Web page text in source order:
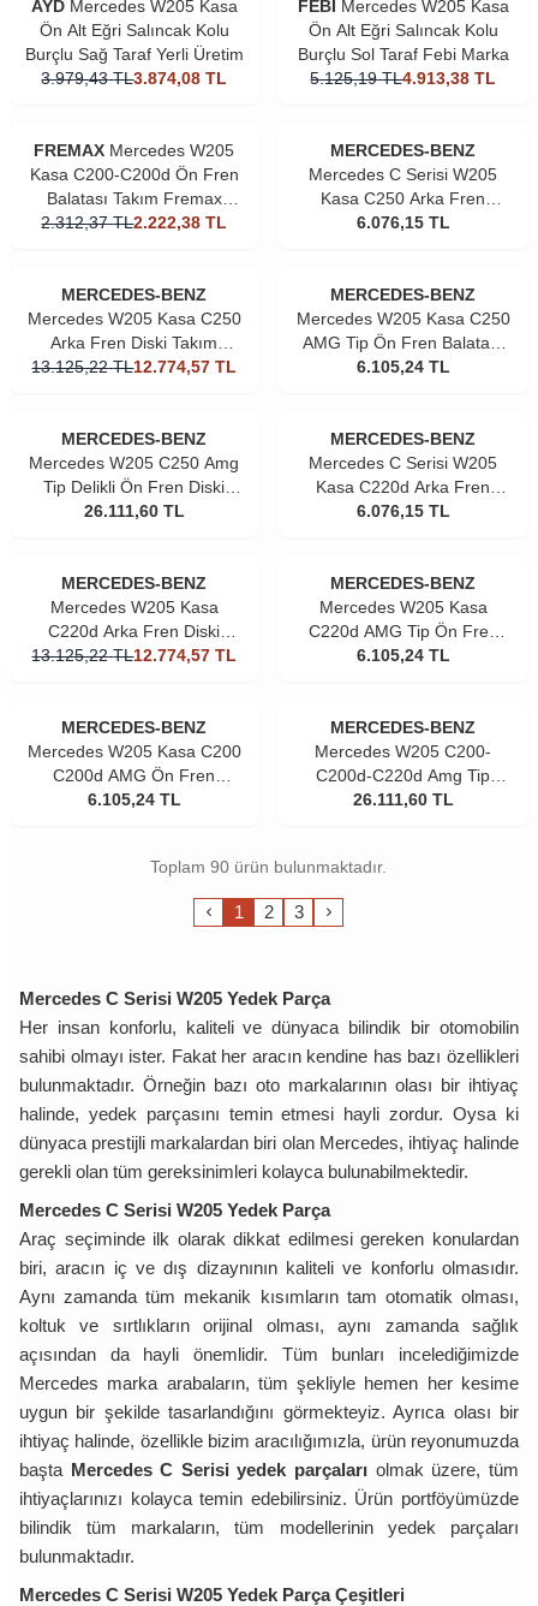
AYD Mercedes W205 Kasa
Ön Alt Eğri Salıncak Kolu
Burçlu Sağ Taraf Yerli Üretim
3.979,43 TL3.874,08 TL
FEBİ
Mercedes W205 Kasa
Ön Alt Eğri Salıncak Kolu
Burçlu Sol Taraf Febi Marka
5.125,19 TL4.913,38 TL
FREMAX Mercedes W205
Kasa C200-C200d Ön Fren
Balatası Takım Fremax
Marka
2.312,37 TL2.222,38 TL
MERCEDES-BENZ
Mercedes C Serisi W205
Kasa C250 Arka Fren
Balatası Orjinal
6.076,15 TL
MERCEDES-BENZ
Mercedes W205 Kasa C250
Arka Fren Diski Takım
Orjinal
13.125,22 TL12.774,57 TL
MERCEDES-BENZ
Mercedes W205 Kasa C250
AMG Tip Ön Fren Balatası
Orjinal
6.105,24 TL
MERCEDES-BENZ
Mercedes W205 C250 Amg
Tip Delikli Ön Fren Diski
Takım Orjinal
26.111,60 TL
MERCEDES-BENZ
Mercedes C Serisi W205
Kasa C220d Arka Fren
Balatası Orjinal
6.076,15 TL
MERCEDES-BENZ
Mercedes W205 Kasa
C220d Arka Fren Diski
Takım Orjinal
13.125,22 TL12.774,57 TL
MERCEDES-BENZ
Mercedes W205 Kasa
C220d AMG Tip Ön Fren
Balatası Orjinal
6.105,24 TL
MERCEDES-BENZ
Mercedes W205 Kasa C200
C200d AMG Ön Fren
Balatası Orjinal
6.105,24 TL
MERCEDES-BENZ
Mercedes W205 C200-
C200d-C220d Amg Tip
Delikli Ön Fren Disk Takımı
26.111,60 TL
Toplam 90 ürün bulunmaktadır.
1 2 3
Mercedes C Serisi W205 Yedek Parça
Her insan konforlu, kaliteli ve dünyaca bilindik bir otomobilin
sahibi olmayı ister. Fakat her aracın kendine has bazı özellikleri
bulunmaktadır. Örneğin bazı oto markalarının olası bir ihtiyaç
halinde, yedek parçasını temin etmesi hayli zordur. Oysa ki
dünyaca prestijli markalardan biri olan Mercedes, ihtiyaç halinde
gerekli olan tüm gereksinimleri kolayca bulunabilmektedir.
Mercedes C Serisi W205 Yedek Parça
Araç seçiminde ilk olarak dikkat edilmesi gereken konulardan
biri, aracın iç ve dış dizaynının kaliteli ve konforlu olmasıdır.
Aynı zamanda tüm mekanik kısımların tam otomatik olması,
koltuk ve sırtlıkların orijinal olması, aynı zamanda sağlık
açısından da hayli önemlidir. Tüm bunları incelediğimizde
Mercedes marka arabaların, tüm şekliyle hemen her kesime
uygun bir şekilde tasarlandığını görmekteyiz. Ayrıca olası bir
ihtiyaç halinde, özellikle bizim aracılığımızla, ürün reyonumuzda
başta Mercedes C Serisi yedek parçaları olmak üzere, tüm
ihtiyaçlarınızı kolayca temin edebilirsiniz. Ürün portföyümüzde
bilindik tüm markaların, tüm modellerinin yedek parçaları
bulunmaktadır.
Mercedes C Serisi W205 Yedek Parça Çeşitleri